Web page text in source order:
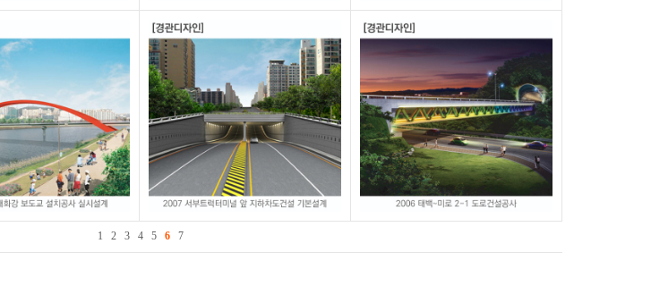
1 2 3 4 5 6 7